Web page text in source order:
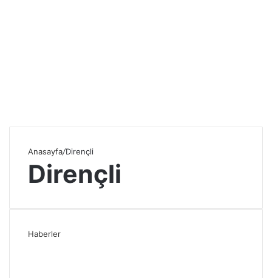
Anasayfa/Dirençli
Dirençli
Haberler